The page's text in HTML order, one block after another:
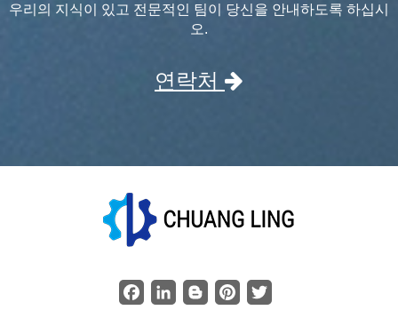
우리의 지식이 있고 전문적인 팀이 당신을 안내하도록 하십시
오.
연락처
Facebook
LinkedInBloggerPinterestTwitter